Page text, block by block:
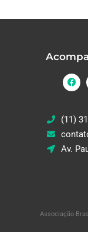
(11)
Av.
Associação